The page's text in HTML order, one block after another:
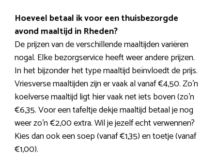
Hoeveel betaal ik voor een thuisbezorgde
avond maaltijd in Rheden?
De prijzen van de verschillende maaltijden variëren
nogal. Elke bezorgservice heeft weer andere prijzen.
In het bijzonder het type maaltijd beïnvloedt de prijs.
Vriesverse maaltijden zijn er vaak al vanaf €4,50. Zo’n
koelverse maaltijd ligt hier vaak net iets boven (zo’n
€6,35. Voor een tafeltje dekje maaltijd betaal je nog
weer zo’n €2,00 extra. Wil je jezelf echt verwennen?
Kies dan ook een soep (vanaf €1,35) en toetje (vanaf
€1,00).